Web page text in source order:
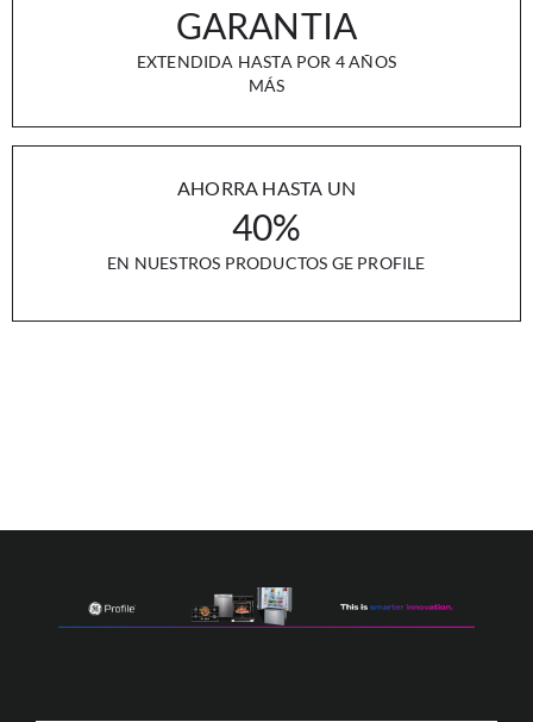
GARANTIA
EXTENDIDA HASTA POR 4 AÑOS
MÁS
AHORRA HASTA UN
40%
EN NUESTROS PRODUCTOS GE PROFILE